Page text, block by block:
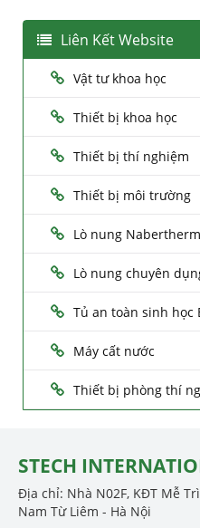
Liên Kết Website
Vật tư khoa học
Thiết bị khoa học
Thiết bị thí nghiệm
Thiết bị môi trường
Lò nung Nabertherm
Lò nung chuyên
Tủ an toàn sinh học
Máy cất nước
Thiết bị phòng thí
STECH
Địa chỉ: Nhà N02F, KĐT Mễ
Nam Từ Liêm - Hà Nội